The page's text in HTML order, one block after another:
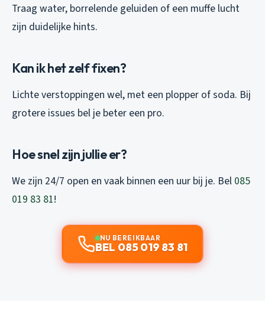
Traag water, borrelende geluiden of een muffe lucht
zijn duidelijke hints.
Kan ik het zelf fixen?
Lichte verstoppingen wel, met een plopper of soda. Bij
grotere issues bel je beter een pro.
Hoe snel zijn jullie er?
We zijn 24/7 open en vaak binnen een uur bij je. Bel 085
019 83 81!
NU BEREIKBAAR
BEL 085 019 83 81